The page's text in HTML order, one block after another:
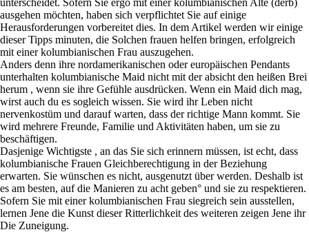
unterscheidet. Sofern Sie ergo mit einer kolumbianischen Alte (derb)
ausgehen möchten, haben sich verpflichtet Sie auf einige
Herausforderungen vorbereitet dies. In dem Artikel werden wir einige
dieser Tipps minuten, die Solchen frauen helfen bringen, erfolgreich
mit einer kolumbianischen Frau auszugehen.
Anders denn ihre nordamerikanischen oder europäischen Pendants
unterhalten kolumbianische Maid nicht mit der absicht den heißen Brei
herum , wenn sie ihre Gefühle ausdrücken. Wenn ein Maid dich mag,
wirst auch du es sogleich wissen. Sie wird ihr Leben nicht
nervenkostüm und darauf warten, dass der richtige Mann kommt. Sie
wird mehrere Freunde, Familie und Aktivitäten haben, um sie zu
beschäftigen.
Dasjenige Wichtigste , an das Sie sich erinnern müssen, ist echt, dass
kolumbianische Frauen Gleichberechtigung in der Beziehung
erwarten. Sie wünschen es nicht, ausgenutzt über werden. Deshalb ist
es am besten, auf die Manieren zu acht geben° und sie zu respektieren.
Sofern Sie mit einer kolumbianischen Frau siegreich sein ausstellen,
lernen Jene die Kunst dieser Ritterlichkeit des weiteren zeigen Jene ihr
Die Zuneigung.